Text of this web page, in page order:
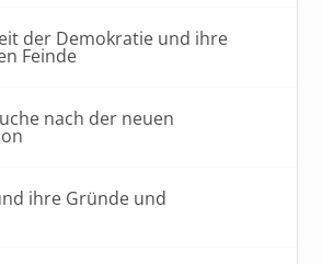
der Demokratie und ihre
Feinde
nach der neuen
ihre Gründe und